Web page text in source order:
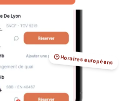
🕑 Horaires européens